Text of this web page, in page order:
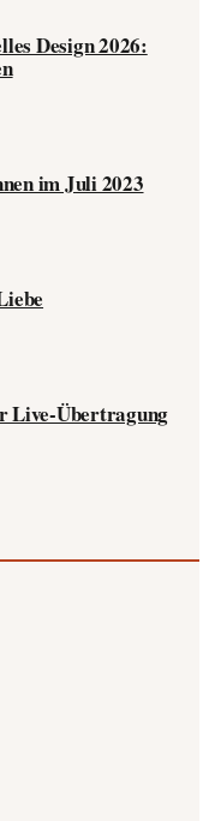
Design 2026:
im Juli 2023
Live-Übertragung